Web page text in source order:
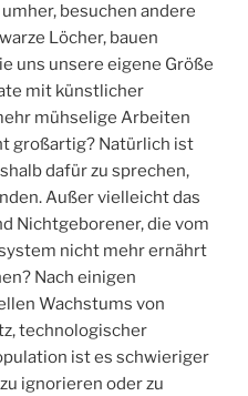
besuchen andere
Löcher, bauen
uns unsere eigene Größe
mit künstlicher
mühselige Arbeiten
großartig? Natürlich ist
dafür zu sprechen,
Außer vielleicht das
Nichtgeborener, die vom
nicht mehr ernährt
Nach einigen
Wachstums von
technologischer
ist es schwieriger
ignorieren oder zu